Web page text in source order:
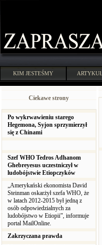
KIM JESTEŚMY
Ciekawe strony
Po wykrwawieniu starego
Hegemona, Syjon sprzymierzył
się z Chinami
Szef WHO Tedros Adhanom
Ghebreyesus uczestniczył w
ludobójstwie Etiopczyków
„Amerykański ekonomista David
Steinman oskarżył szefa WHO, że
w latach 2012-2015 był jedną z
osób odpowiedzialnych za
ludobójstwo w Etiopii”, informuje
portal MailOnline.
Zakrzyczana prawda